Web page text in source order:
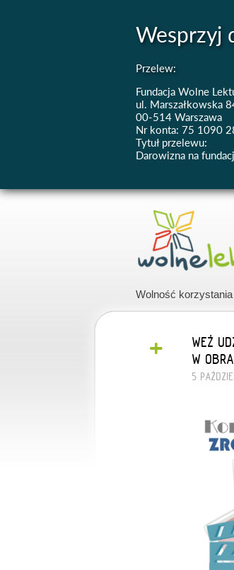
Wesprzyj
Przelew:
Fundacja Wolne
ul. Marszałkowska
00-514 Warszawa
Nr konta: 75 1090
Tytuł przelewu:
Darowizna na
Wolność
+
WEŹ
W
5